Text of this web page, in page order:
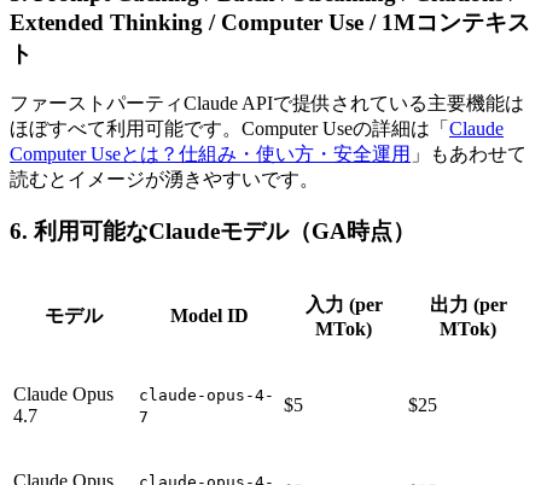
Extended Thinking / Computer Use / 1Mコンテキス
ト
ファーストパーティClaude APIで提供されている主要機能は
ほぼすべて利用可能です。Computer Useの詳細は「 Claude
Computer Useとは？仕組み・使い方・安全運用 」もあわせて
読むとイメージが湧きやすいです。
6. 利用可能なClaudeモデル（GA時点）
モデル Model ID
入力 (per
MTok)
出力 (per
MTok)
Claude Opus
4.7
claude-opus-4-
7
$5 $25
Claude Opus